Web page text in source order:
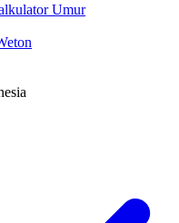
Umur